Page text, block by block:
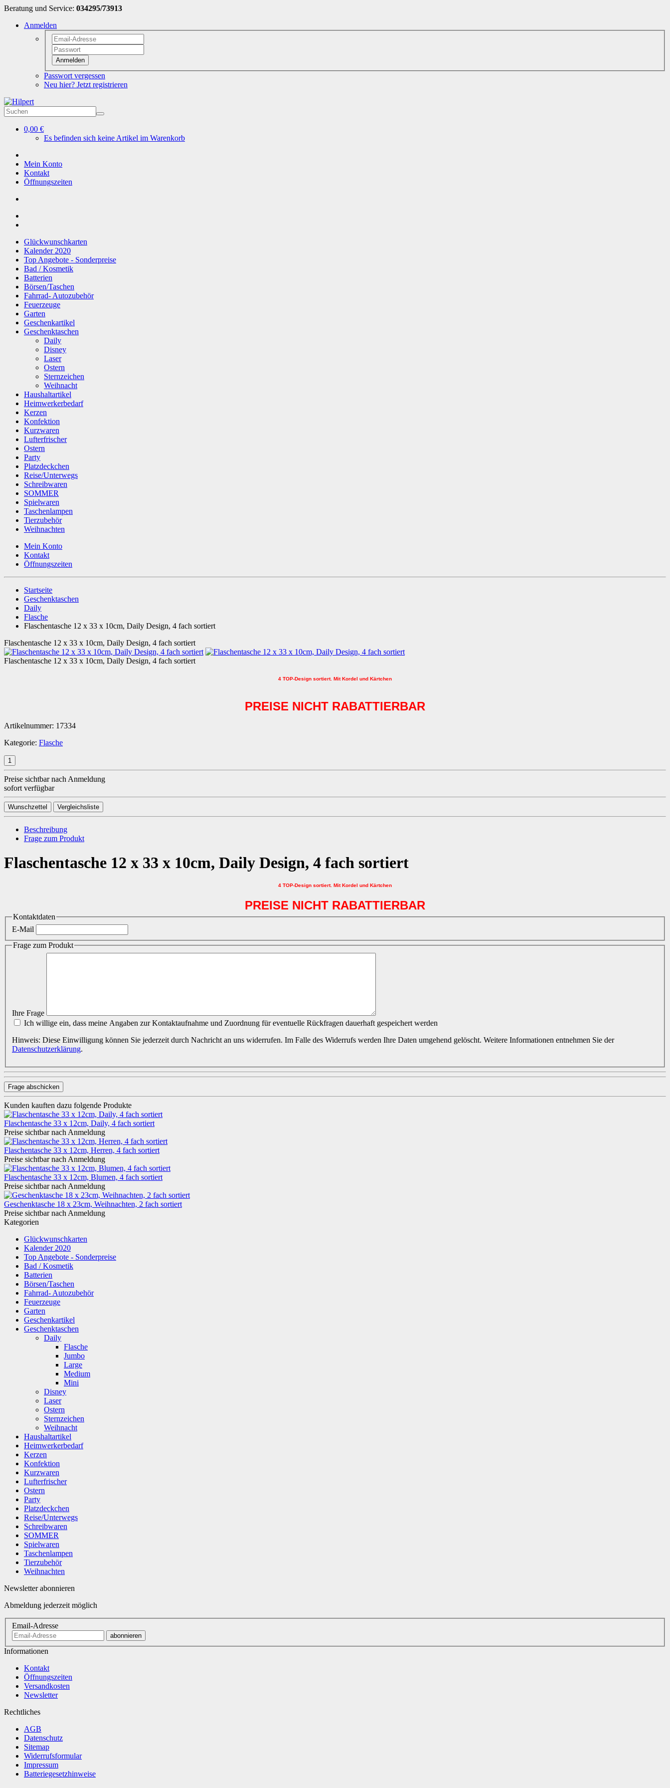
Beratung und Service: 034295/73913
Anmelden
Anmelden
Passwort vergessen
Neu hier? Jetzt registrieren
0,00 €
Es befinden sich keine Artikel im Warenkorb
Mein Konto
Kontakt
Öffnungszeiten
Glückwunschkarten
Kalender 2020
Top Angebote - Sonderpreise
Bad / Kosmetik
Batterien
Börsen/Taschen
Fahrrad- Autozubehör
Feuerzeuge
Garten
Geschenkartikel
Geschenktaschen
Daily
Disney
Laser
Ostern
Sternzeichen
Weihnacht
Haushaltartikel
Heimwerkerbedarf
Kerzen
Konfektion
Kurzwaren
Lufterfrischer
Ostern
Party
Platzdeckchen
Reise/Unterwegs
Schreibwaren
SOMMER
Spielwaren
Taschenlampen
Tierzubehör
Weihnachten
Mein Konto
Kontakt
Öffnungszeiten
Startseite
Geschenktaschen
Daily
Flasche
Flaschentasche 12 x 33 x 10cm, Daily Design, 4 fach sortiert
Flaschentasche 12 x 33 x 10cm, Daily Design, 4 fach sortiert
Flaschentasche 12 x 33 x 10cm, Daily Design, 4 fach sortiert
4 TOP-Design sortiert. Mit Kordel und Kärtchen
PREISE NICHT RABATTIERBAR
Artikelnummer: 17334
Kategorie: Flasche
Preise sichtbar nach Anmeldung
sofort verfügbar
Wunschzettel Vergleichsliste
Beschreibung
Frage zum Produkt
Flaschentasche 12 x 33 x 10cm, Daily Design, 4 fach sortiert
4 TOP-Design sortiert. Mit Kordel und Kärtchen
PREISE NICHT RABATTIERBAR
Kontaktdaten
E-Mail
Frage zum Produkt
Ihre Frage
Ich willige ein, dass meine Angaben zur Kontaktaufnahme und Zuordnung für eventuelle Rückfragen dauerhaft gespeichert werden
Hinweis: Diese Einwilligung können Sie jederzeit durch Nachricht an uns widerrufen. Im Falle des Widerrufs werden Ihre Daten umgehend gelöscht. Weitere Informationen entnehmen Sie der
Datenschutzerklärung.
Frage abschicken
Kunden kauften dazu folgende Produkte
Flaschentasche 33 x 12cm, Daily, 4 fach sortiert
Preise sichtbar nach Anmeldung
Flaschentasche 33 x 12cm, Herren, 4 fach sortiert
Preise sichtbar nach Anmeldung
Flaschentasche 33 x 12cm, Blumen, 4 fach sortiert
Preise sichtbar nach Anmeldung
Geschenktasche 18 x 23cm, Weihnachten, 2 fach sortiert
Preise sichtbar nach Anmeldung
Kategorien
Glückwunschkarten
Kalender 2020
Top Angebote - Sonderpreise
Bad / Kosmetik
Batterien
Börsen/Taschen
Fahrrad- Autozubehör
Feuerzeuge
Garten
Geschenkartikel
Geschenktaschen
Daily
Flasche
Jumbo
Large
Medium
Mini
Disney
Laser
Ostern
Sternzeichen
Weihnacht
Haushaltartikel
Heimwerkerbedarf
Kerzen
Konfektion
Kurzwaren
Lufterfrischer
Ostern
Party
Platzdeckchen
Reise/Unterwegs
Schreibwaren
SOMMER
Spielwaren
Taschenlampen
Tierzubehör
Weihnachten
Newsletter abonnieren
Abmeldung jederzeit möglich
Email-Adresse
abonnieren
Informationen
Kontakt
Öffnungszeiten
Versandkosten
Newsletter
Rechtliches
AGB
Datenschutz
Sitemap
Widerrufsformular
Impressum
Batteriegesetzhinweise